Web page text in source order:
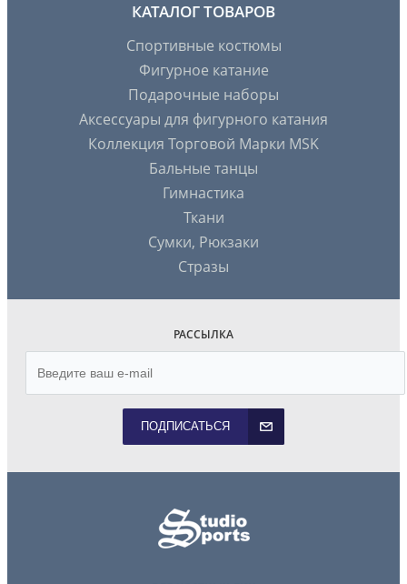
КАТАЛОГ ТОВАРОВ
Спортивные костюмы
Фигурное катание
Подарочные наборы
Аксессуары для фигурного катания
Коллекция Торговой Марки MSK
Бальные танцы
Гимнастика
Ткани
Сумки, Рюкзаки
Стразы
РАССЫЛКА
ПОДПИСАТЬСЯ